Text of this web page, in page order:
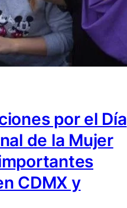
por el Día
de la Mujer
CDMX y